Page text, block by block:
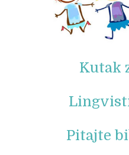
Kutak
Pitajte